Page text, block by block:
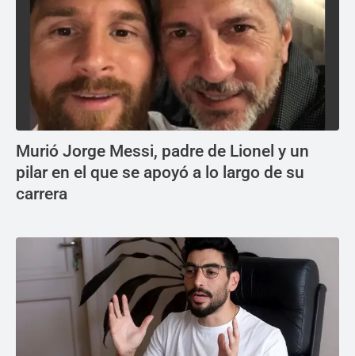
Murió Jorge Messi, padre de Lionel y un
pilar en el que se apoyó a lo largo de su
carrera